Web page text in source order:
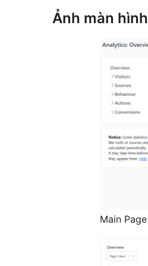
Ảnh màn hình
Main Page